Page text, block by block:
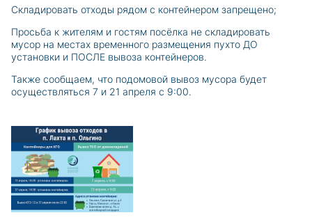
Складировать отходы рядом с контейнером запрещено;
Просьба к жителям и гостям посёлка не складировать
мусор на местах временного размещения пухто ДО
установки и ПОСЛЕ вывоза контейнеров.
Также сообщаем, что подомовой вывоз мусора будет
осуществляться 7 и 21 апреля с 9:00.